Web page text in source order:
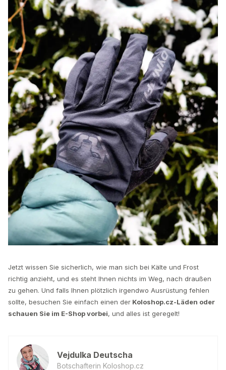
Jetzt wissen Sie sicherlich, wie man sich bei Kälte und Frost
richtig anzieht, und es steht Ihnen nichts im Weg, nach draußen
zu gehen. Und falls Ihnen plötzlich irgendwo Ausrüstung fehlen
sollte, besuchen Sie einfach einen der Koloshop.cz-Läden oder
schauen Sie im E-Shop vorbei, und alles ist geregelt!
Vejdulka Deutscha
Botschafterin Koloshop.cz